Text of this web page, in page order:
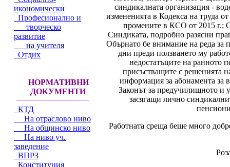
икономически
Професионално и
творческо
развитие
на учителя
Отдих
НОРМАТИВНИ
ДОКУМЕНТИ
КТД
На отраслово ниво
На общинско ниво
На ниво уч.
заведение
ВПРЗ
Конституция
синдикалната организация -
измененията в Кодекса на труда
промените в КСО от 2015 г.;
Синдиката, подробно разясни
Обърнато бе внимание на реда за
дни преди ползването му
недостатъците на ранното
присъстващите с решенията
информация за абонамента за
Законът за предучилищното и
засягащи лично
Работната среща беше много